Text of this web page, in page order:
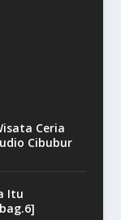
Ceria
Cibubur
Itu